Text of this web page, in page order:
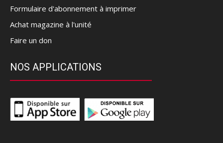
Formulaire d'abonnement à imprimer
Achat magazine à l'unité
Faire un don
NOS APPLICATIONS